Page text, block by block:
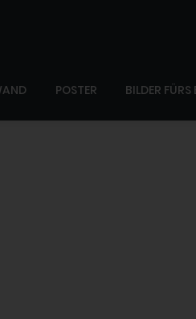
POSTER BILDER